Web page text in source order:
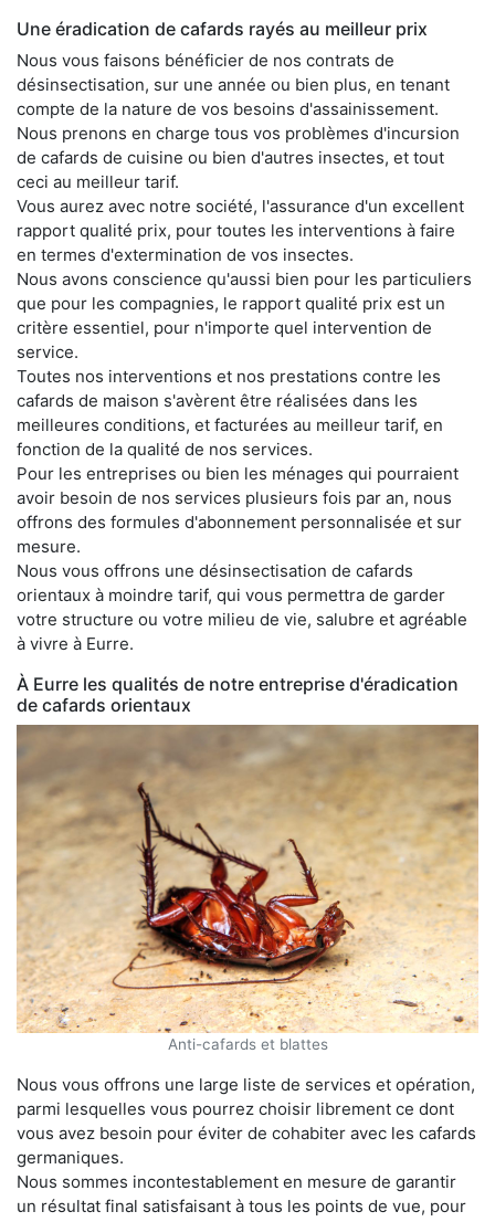
Une éradication de cafards rayés au meilleur prix
Nous vous faisons bénéficier de nos contrats de
désinsectisation, sur une année ou bien plus, en tenant
compte de la nature de vos besoins d'assainissement.
Nous prenons en charge tous vos problèmes d'incursion
de cafards de cuisine ou bien d'autres insectes, et tout
ceci au meilleur tarif.
Vous aurez avec notre société, l'assurance d'un excellent
rapport qualité prix, pour toutes les interventions à faire
en termes d'extermination de vos insectes.
Nous avons conscience qu'aussi bien pour les particuliers
que pour les compagnies, le rapport qualité prix est un
critère essentiel, pour n'importe quel intervention de
service.
Toutes nos interventions et nos prestations contre les
cafards de maison s'avèrent être réalisées dans les
meilleures conditions, et facturées au meilleur tarif, en
fonction de la qualité de nos services.
Pour les entreprises ou bien les ménages qui pourraient
avoir besoin de nos services plusieurs fois par an, nous
offrons des formules d'abonnement personnalisée et sur
mesure.
Nous vous offrons une désinsectisation de cafards
orientaux à moindre tarif, qui vous permettra de garder
votre structure ou votre milieu de vie, salubre et agréable
à vivre à Eurre.
À Eurre les qualités de notre entreprise d'éradication
de cafards orientaux
Anti-cafards et blattes
Nous vous offrons une large liste de services et opération,
parmi lesquelles vous pourrez choisir librement ce dont
vous avez besoin pour éviter de cohabiter avec les cafards
germaniques.
Nous sommes incontestablement en mesure de garantir
un résultat final satisfaisant à tous les points de vue, pour